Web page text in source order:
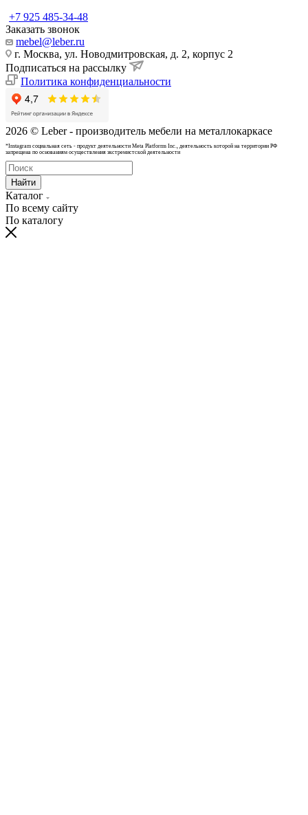
+7 925 485-34-48
Заказать звонок
mebel@leber.ru
г. Москва, ул. Новодмитровская, д. 2, корпус 2
Подписаться на рассылку
Политика конфиденциальности
2026 © Leber - производитель мебели на металлокаркасе
*Instagram cоциальная сеть - продукт деятельности Meta Platforms Inc., деятельность которой на территории РФ
запрещена по основаниям осуществления экстремистской деятельности
Найти
Каталог
По всему сайту
По каталогу